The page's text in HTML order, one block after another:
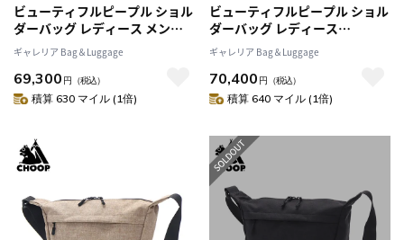
ビューティフルピープル ショル
ダーバッグ レディース メンズ
ブランド 小さめ ミニ beautiful
people バッグ ミニショルダー
斜めがけ 肩掛け おしゃれ 大人
日本製 3WAY over engineering
ギャレリア Bag＆Luggage
69,300 円 （税込）
積算 630 マイル (1倍)
ビューティフルピープル ショル
ダーバッグ レディース
beautiful people 小さめ 斜め
がけ ブランド 革 レザー 斜めが
けバッグ トート 軽量 マーケッ
トバッグ ミニショルダー 日本
ギャレリア Bag＆Luggage
70,400 円 （税込）
積算 640 マイル (1倍)